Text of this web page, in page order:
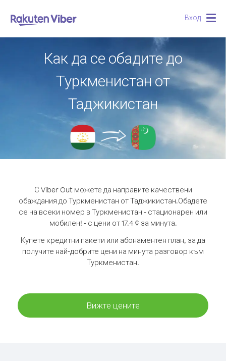
Вход
Как да се обадите до
Туркменистан от
Таджикистан
С Viber Out можете да направите качествени
обаждания до Туркменистан от Таджикистан.Обадете
се на всеки номер в Туркменистан - стационарен или
мобилен! - с цени от 17.4 ¢ за минута.
Купете кредитни пакети или абонаментен план, за да
получите най-добрите цени на минута разговор към
Туркменистан.
Вижте цените